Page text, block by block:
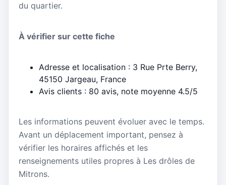
du quartier.
À vérifier sur cette fiche
Adresse et localisation : 3 Rue Prte Berry,
45150 Jargeau, France
Avis clients : 80 avis, note moyenne 4.5/5
Les informations peuvent évoluer avec le temps.
Avant un déplacement important, pensez à
vérifier les horaires affichés et les
renseignements utiles propres à Les drôles de
Mitrons.